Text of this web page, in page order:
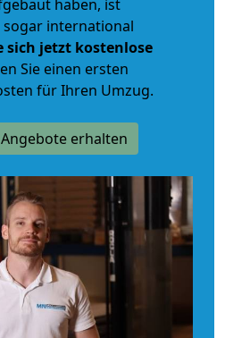
haben, ist
international
sich jetzt kostenlose
Sie einen ersten
für Ihren Umzug.
erhalten